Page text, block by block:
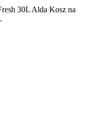
30L Alda Kosz na